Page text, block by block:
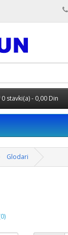
0 stavki(a) - 0,00 Din
Glodari